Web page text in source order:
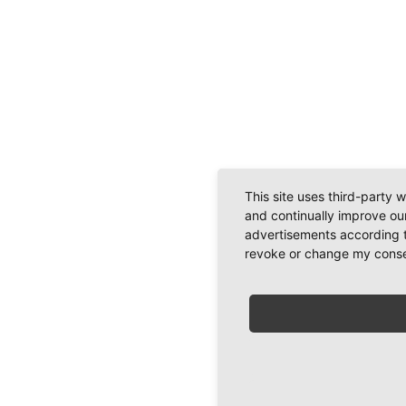
This site uses third-party
and continually improve
advertisements according
revoke or change my